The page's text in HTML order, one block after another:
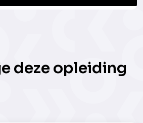
deze opleiding